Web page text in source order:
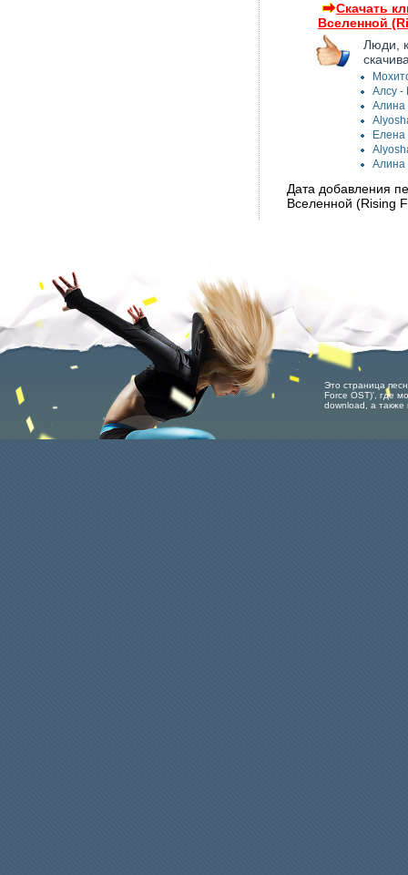
Скачать
Вселенной
Люди,
Алсу -
Алина
Алина
Дата добавления
Вселенной (Rising
Это страница
Force OST)', где
download, а также